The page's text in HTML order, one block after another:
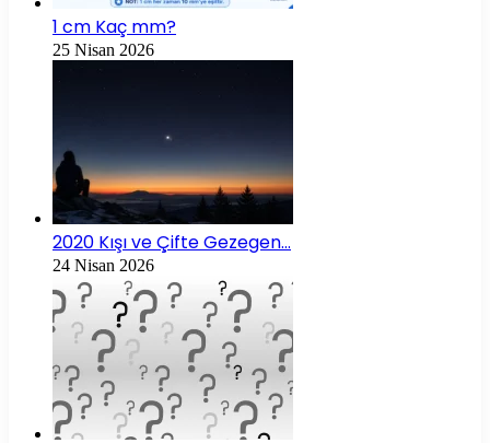
1 cm Kaç mm?
25 Nisan 2026
2020 Kışı ve Çifte Gezegen…
24 Nisan 2026